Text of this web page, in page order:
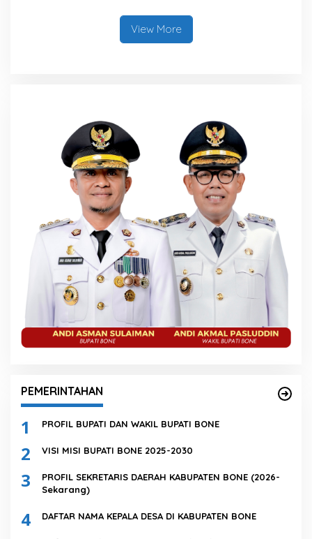
View More
PEMERINTAHAN
1 PROFIL BUPATI DAN WAKIL BUPATI BONE
2 VISI MISI BUPATI BONE 2025-2030
3
PROFIL SEKRETARIS DAERAH KABUPATEN BONE (2026-
Sekarang)
4 DAFTAR NAMA KEPALA DESA DI KABUPATEN BONE